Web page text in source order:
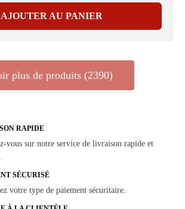
AJOUTER AU PANIER
plus de produits (2390)
RAPIDE
vous sur notre service de livraison rapide et
SÉCURISÉ
votre type de paiement sécuritaire.